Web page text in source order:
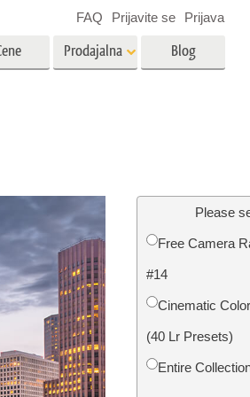
Obnova fotografij
Prodajalna Blog
FAQ Prijavite se Prijava
Please
Free Camera
#14
Cinematic
(40 Lr Presets)
Entire